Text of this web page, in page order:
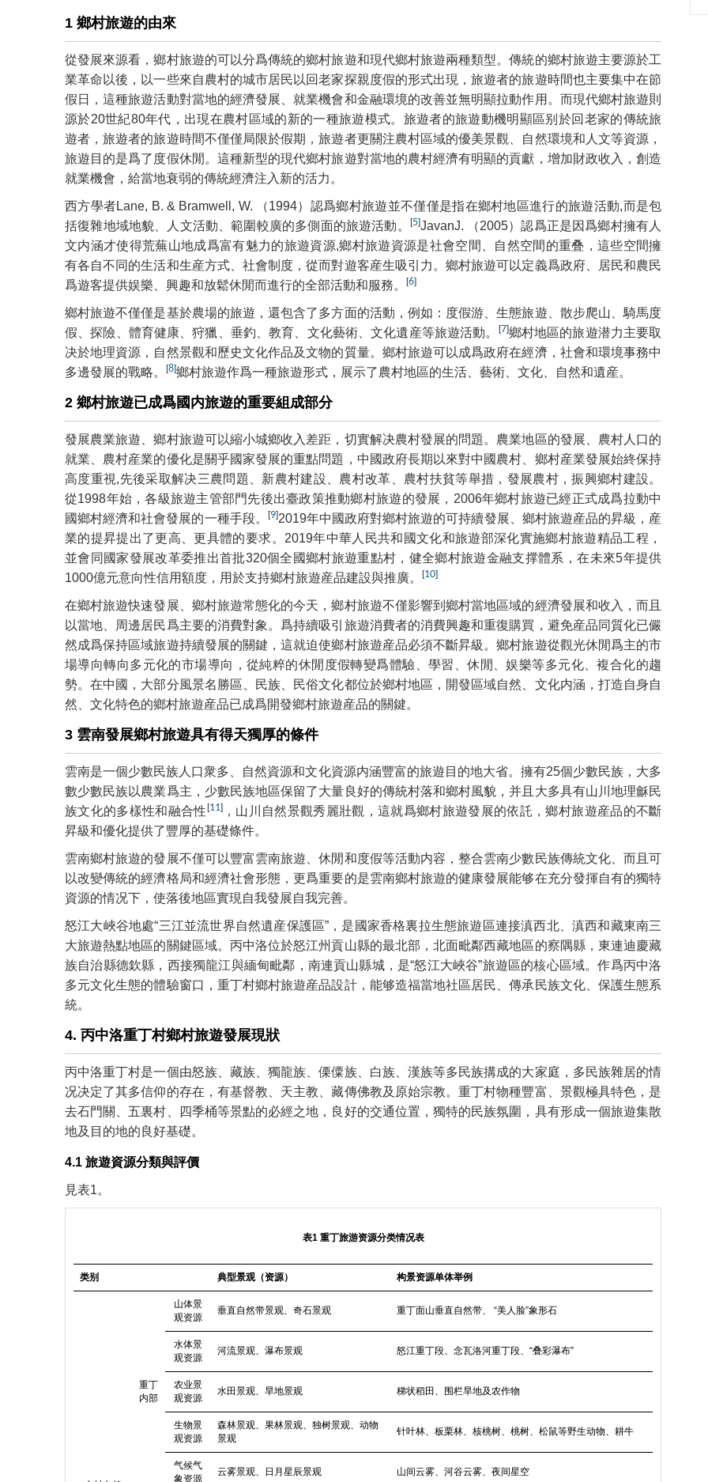
1 鄉村旅遊的由來
從發展來源看，鄉村旅遊的可以分爲傳統的鄉村旅遊和現代鄉村旅遊兩種類型。傳統的鄉村旅遊主要源於工
業革命以後，以一些來自農村的城市居民以回老家探親度假的形式出現，旅遊者的旅遊時間也主要集中在節
假日，這種旅遊活動對當地的經濟發展、就業機會和金融環境的改善並無明顯拉動作用。而現代鄉村旅遊則
源於20世紀80年代，出現在農村區域的新的一種旅遊模式。旅遊者的旅遊動機明顯區别於回老家的傳統旅
遊者，旅遊者的旅遊時間不僅僅局限於假期，旅遊者更關注農村區域的優美景觀、自然環境和人文等資源，
旅遊目的是爲了度假休閒。這種新型的現代鄉村旅遊對當地的農村經濟有明顯的貢獻，增加財政收入，創造
就業機會，給當地衰弱的傳統經濟注入新的活力。
西方學者Lane, B. & Bramwell, W. （1994）認爲鄉村旅遊並不僅僅是指在鄉村地區進行的旅遊活動,而是包
括復雜地域地貌、人文活動、範圍較廣的多側面的旅遊活動。
[5]JavanJ. （2005）認爲正是因爲鄉村擁有人
文内涵才使得荒蕪山地成爲富有魅力的旅遊資源,鄉村旅遊資源是社會空間、自然空間的重叠，這些空間擁
有各自不同的生活和生産方式、社會制度，從而對遊客産生吸引力。鄉村旅遊可以定義爲政府、居民和農民
爲遊客提供娱樂、興趣和放鬆休閒而進行的全部活動和服務。
[6]
鄉村旅遊不僅僅是基於農場的旅遊，還包含了多方面的活動，例如：度假游、生態旅遊、散步爬山、騎馬度
假、探險、體育健康、狩獵、垂釣、教育、文化藝術、文化遺産等旅遊活動。
[7]鄉村地區的旅遊潜力主要取
决於地理資源，自然景觀和歷史文化作品及文物的質量。鄉村旅遊可以成爲政府在經濟，社會和環境事務中
多邊發展的戰略。
[8]鄉村旅遊作爲一種旅遊形式，展示了農村地區的生活、藝術、文化、自然和遺産。
2 鄉村旅遊已成爲國内旅遊的重要組成部分
發展農業旅遊、鄉村旅遊可以縮小城鄉收入差距，切實解决農村發展的問題。農業地區的發展、農村人口的
就業、農村産業的優化是關乎國家發展的重點問題，中國政府長期以來對中國農村、鄉村産業發展始終保持
高度重視,先後采取解决三農問題、新農村建設、農村改革、農村扶貧等舉措，發展農村，振興鄉村建設。
從1998年始，各級旅遊主管部門先後出臺政策推動鄉村旅遊的發展，2006年鄉村旅遊已經正式成爲拉動中
國鄉村經濟和社會發展的一種手段。
[9]2019年中國政府對鄉村旅遊的可持續發展、鄉村旅遊産品的昇級，産
業的提昇提出了更高、更具體的要求。2019年中華人民共和國文化和旅遊部深化實施鄉村旅遊精品工程，
並會同國家發展改革委推出首批320個全國鄉村旅遊重點村，健全鄉村旅遊金融支撑體系，在未來5年提供
1000億元意向性信用額度，用於支持鄉村旅遊産品建設與推廣。
[10]
在鄉村旅遊快速發展、鄉村旅遊常態化的今天，鄉村旅遊不僅影響到鄉村當地區域的經濟發展和收入，而且
以當地、周邊居民爲主要的消費對象。爲持續吸引旅遊消費者的消費興趣和重復購買，避免産品同質化已儼
然成爲保持區域旅遊持續發展的關鍵，這就迫使鄉村旅遊産品必須不斷昇級。鄉村旅遊從觀光休閒爲主的市
場導向轉向多元化的市場導向，從純粹的休閒度假轉變爲體驗、學習、休閒、娱樂等多元化、複合化的趨
勢。在中國，大部分風景名勝區、民族、民俗文化都位於鄉村地區，開發區域自然、文化内涵，打造自身自
然、文化特色的鄉村旅遊産品已成爲開發鄉村旅遊産品的關鍵。
3 雲南發展鄉村旅遊具有得天獨厚的條件
雲南是一個少數民族人口衆多、自然資源和文化資源内涵豐富的旅遊目的地大省。擁有25個少數民族，大多
數少數民族以農業爲主，少數民族地區保留了大量良好的傳統村落和鄉村風貌，并且大多具有山川地理龢民
族文化的多樣性和融合性 [11]，山川自然景觀秀麗壯觀，這就爲鄉村旅遊發展的依託，鄉村旅遊産品的不斷
昇級和優化提供了豐厚的基礎條件。
雲南鄉村旅遊的發展不僅可以豐富雲南旅遊、休閒和度假等活動内容，整合雲南少數民族傳統文化、而且可
以改變傳統的經濟格局和經濟社會形態，更爲重要的是雲南鄉村旅遊的健康發展能够在充分發揮自有的獨特
資源的情况下，使落後地區實現自我發展自我完善。
怒江大峽谷地處“三江並流世界自然遺産保護區”，是國家香格裏拉生態旅遊區連接滇西北、滇西和藏東南三
大旅遊熱點地區的關鍵區域。丙中洛位於怒江州貢山縣的最北部，北面毗鄰西藏地區的察隅縣，東連迪慶藏
族自治縣德欽縣，西接獨龍江與緬甸毗鄰，南連貢山縣城，是“怒江大峽谷”旅遊區的核心區域。作爲丙中洛
多元文化生態的體驗窗口，重丁村鄉村旅遊産品設計，能够造福當地社區居民、傳承民族文化、保護生態系
統。
4. 丙中洛重丁村鄉村旅遊發展現狀
丙中洛重丁村是一個由怒族、藏族、獨龍族、傈僳族、白族、漢族等多民族搆成的大家庭，多民族雜居的情
况决定了其多信仰的存在，有基督教、天主教、藏傳佛教及原始宗教。重丁村物種豐富、景觀極具特色，是
去石門關、五裏村、四季桶等景點的必經之地，良好的交通位置，獨特的民族氛圍，具有形成一個旅遊集散
地及目的地的良好基礎。
4.1 旅遊資源分類與評價
見表1。
表1 重丁旅游资源分类情况表
类别 典型景观（资源） 构景资源单体举例
重丁
内部
山体景
观资源
垂直自然带景观、奇石景观 重丁面山垂直自然带、 “美人脸”象形石
水体景
观资源
河流景观、瀑布景观 怒江重丁段、念瓦洛河重丁段、“叠彩瀑布”
农业景
观资源
水田景观、旱地景观 梯状稻田、围栏旱地及农作物
生物景
观资源
森林景观、果林景观、独树景观、动物
景观
针叶林、板栗林、核桃树、桃树、松鼠等野生动物、耕牛
气候气
象资源
云雾景观、日月星辰景观 山间云雾、河谷云雾、夜间星空